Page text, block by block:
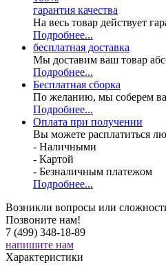
гарантия качества
На весь товар действует
Подробнее...
бесплатная доставка
Мы доставим ваш товар
Подробнее...
Бесплатная сборка
По желанию, мы соберем
Подробнее...
Оплата при получении
Вы можете расплатиться
- Наличными
- Картой
- Безналичным платежом
Подробнее...
Возникли вопросы или
Позвоните нам!
7 (499) 348-18-89
напишите нам
Характеристики